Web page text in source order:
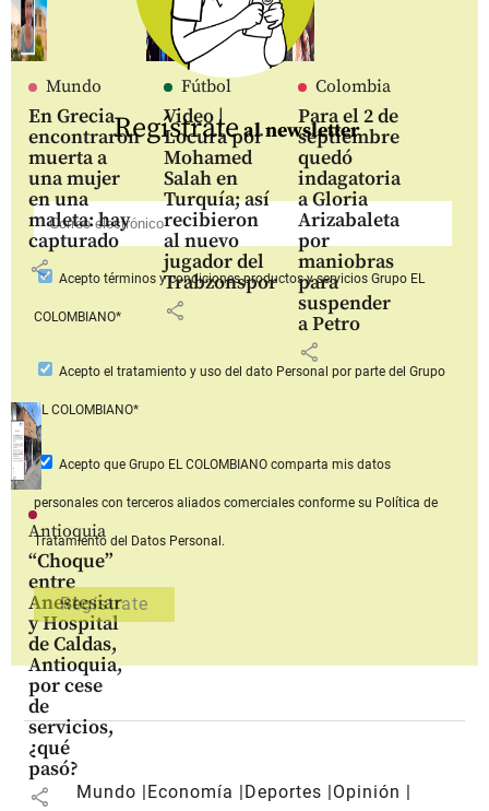
Mundo
En Grecia
encontraron
muerta a
una mujer
en una
maleta: hay
capturado
share
Fútbol
Video |
Locura por
Mohamed
Salah en
Turquía; así
recibieron
al nuevo
jugador del
Trabzonspor
share
Colombia
Para el 2 de
septiembre
quedó
indagatoria
a Gloria
Arizabaleta
por
maniobras
para
suspender
a Petro
share
Antioquia
“Choque”
entre
Anestesiar
y Hospital
de Caldas,
Antioquia,
por cese
de
servicios,
¿qué
pasó?
share
Regístrateal newsletter
Aceptotérminos y condiciones productos y serviciosGrupo EL
COLOMBIANO*
Acepto el tratamiento y uso del dato Personal por parte del Grupo
EL COLOMBIANO*
Acepto que Grupo EL COLOMBIANOcomparta mis datos
personales con terceros aliados comerciales conforme su Política de
Tratamiento del Datos Personal.
Mundo Economía Deportes
Opinión